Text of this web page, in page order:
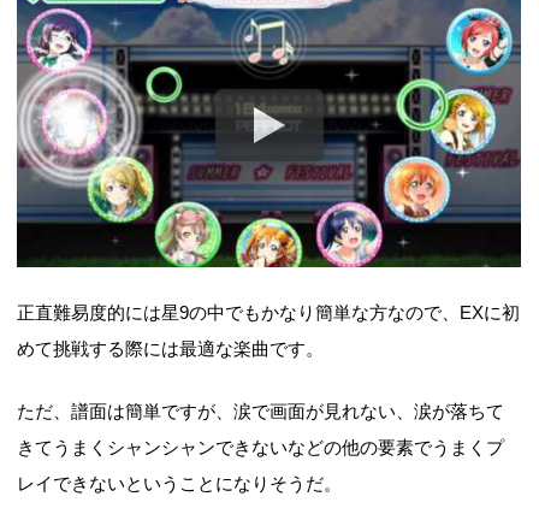
正直難易度的には星9の中でもかなり簡単な方なので、EXに初
めて挑戦する際には最適な楽曲です。
ただ、譜面は簡単ですが、涙で画面が見れない、涙が落ちて
きてうまくシャンシャンできないなどの他の要素でうまくプ
レイできないということになりそうだ。